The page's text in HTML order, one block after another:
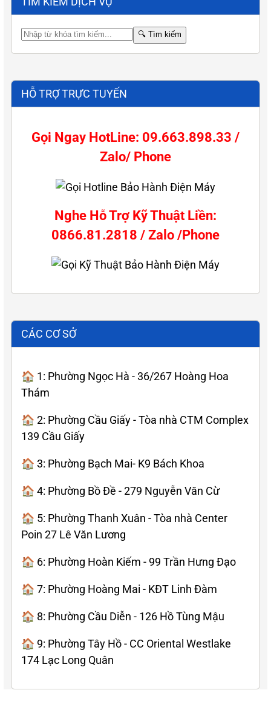
🔍 Tìm kiếm
HỖ TRỢ TRỰC TUYẾN
Gọi Ngay HotLine: 09.663.898.33 /
Zalo/ Phone
Nghe Hỗ Trợ Kỹ Thuật Liền:
0866.81.2818 / Zalo /Phone
CÁC CƠ SỞ
🏠 1: Phường Ngọc Hà - 36/267 Hoàng Hoa
Thám
🏠 2: Phường Cầu Giấy - Tòa nhà CTM Complex
139 Cầu Giấy
🏠 3: Phường Bạch Mai- K9 Bách Khoa
🏠 4: Phường Bồ Đề - 279 Nguyễn Văn Cừ
🏠 5: Phường Thanh Xuân - Tòa nhà Center
Poin 27 Lê Văn Lương
🏠 6: Phường Hoàn Kiếm - 99 Trần Hưng Đạo
🏠 7: Phường Hoàng Mai - KĐT Linh Đàm
🏠 8: Phường Cầu Diễn - 126 Hồ Tùng Mậu
🏠 9: Phường Tây Hồ - CC Oriental Westlake
174 Lạc Long Quân